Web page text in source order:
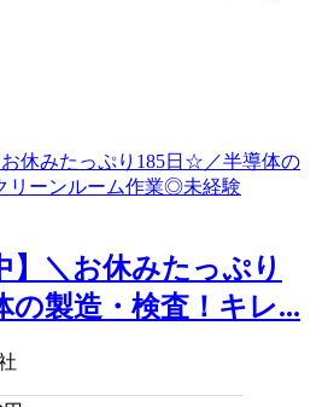
】＼お休みたっぷり
の製造・検査！キレ...